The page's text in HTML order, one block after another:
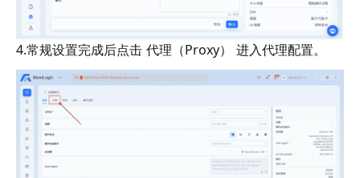
4.常规设置完成后点击 代理（Proxy） 进入代理配置。